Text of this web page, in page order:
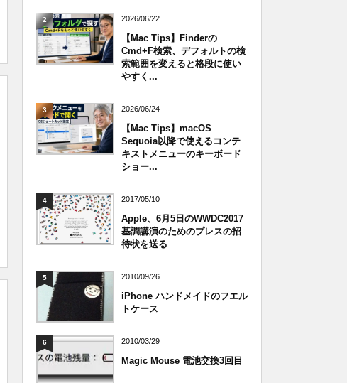
2 2026/06/22
【Mac Tips】Finderの
Cmd+F検索、デフォルトの検
索範囲を変えると格段に使い
やすく...
3 2026/06/24
【Mac Tips】macOS
Sequoia以降で使えるコンテ
キストメニューのキーボード
ショー...
4 2017/05/10
Apple、6月5日のWWDC2017
基調講演のためのプレスの招
待状を送る
5 2010/09/26
iPhone ハンドメイドのフエル
トケース
6 2010/03/29
Magic Mouse 電池交換3回目